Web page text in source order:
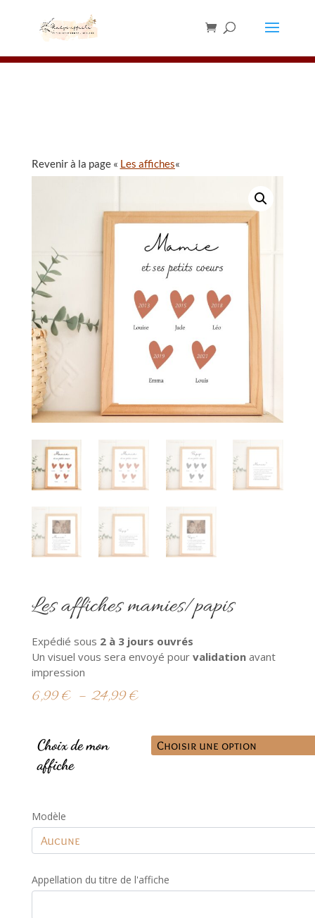
Les chevalets sont en rupture de stock,
merci de ne pas en commander pour le
Revenir à la page « Les affiches«
Les affiches mamies/papis
Expédié sous 2à 3 jours ouvrés
Un visuel vous sera envoyé pour validationavant
impression
6,99€ – 24,99€Plage
6,99 €
Choix de mon
affiche
Modèle
Appellation du titre de l'affiche